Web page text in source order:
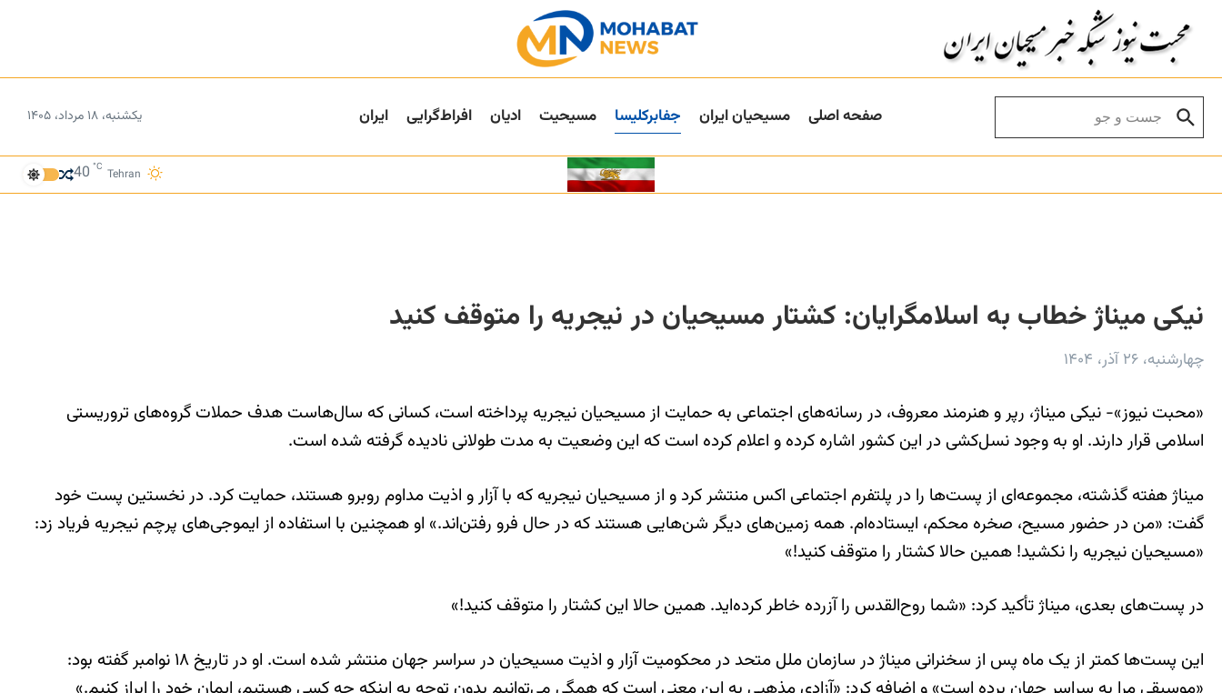
صفحه اصلی مسیحیان ایران جفا‌بر‌کلیسا مسیحیت ادیان افراط‌گرایی ایران یکشنبه، ۱۸ مرداد، ۱۴۰۵
Tehran
40 °C
نیکی میناژ خطاب به اسلامگرایان: کشتار مسیحیان در نیجریه را متوقف کنید
چهارشنبه، ۲۶ آذر، ۱۴۰۴
«محبت نیوز»- نیکی میناژ، رپر و هنرمند معروف، در رسانه‌های اجتماعی به حمایت از مسیحیان نیجریه پرداخته است، کسانی که سال‌هاست هدف حملات گروه‌های تروریستی
اسلامی قرار دارند. او به وجود نسل‌کشی در این کشور اشاره کرده و اعلام کرده است که این وضعیت به مدت طولانی نادیده گرفته شده است.
میناژ هفته گذشته، مجموعه‌ای از پست‌ها را در پلتفرم اجتماعی اکس منتشر کرد و از مسیحیان نیجریه که با آزار و اذیت مداوم روبرو هستند، حمایت کرد. در نخستین پست خود
گفت: «من در حضور مسیح، صخره محکم، ایستاده‌ام. همه زمین‌های دیگر شن‌هایی هستند که در حال فرو رفتن‌اند.» او همچنین با استفاده از ایموجی‌های پرچم نیجریه فریاد زد:
«مسیحیان نیجریه را نکشید! همین حالا کشتار را متوقف کنید!»
در پست‌های بعدی، میناژ تأکید کرد: «شما روح‌القدس را آزرده‌ خاطر کرده‌اید. همین حالا این کشتار را متوقف کنید!»
این پست‌ها کمتر از یک ماه پس از سخنرانی میناژ در سازمان ملل متحد در محکومیت آزار و اذیت مسیحیان در سراسر جهان منتشر شده است. او در تاریخ ۱۸ نوامبر گفته بود: